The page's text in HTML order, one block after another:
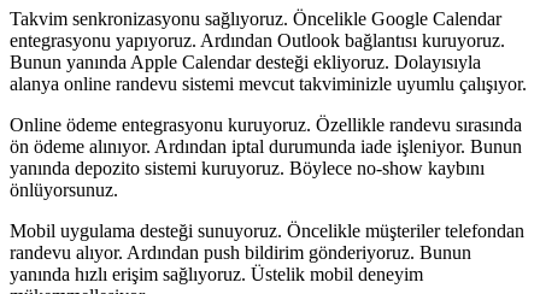
Takvim senkronizasyonu sağlıyoruz. Öncelikle Google Calendar
entegrasyonu yapıyoruz. Ardından Outlook bağlantısı kuruyoruz.
Bunun yanında Apple Calendar desteği ekliyoruz. Dolayısıyla
alanya online randevu sistemi mevcut takviminizle uyumlu çalışıyor.
Online ödeme entegrasyonu kuruyoruz. Özellikle randevu sırasında
ön ödeme alınıyor. Ardından iptal durumunda iade işleniyor. Bunun
yanında depozito sistemi kuruyoruz. Böylece no-show kaybını
önlüyorsunuz.
Mobil uygulama desteği sunuyoruz. Öncelikle müşteriler telefondan
randevu alıyor. Ardından push bildirim gönderiyoruz. Bunun
yanında hızlı erişim sağlıyoruz. Üstelik mobil deneyim